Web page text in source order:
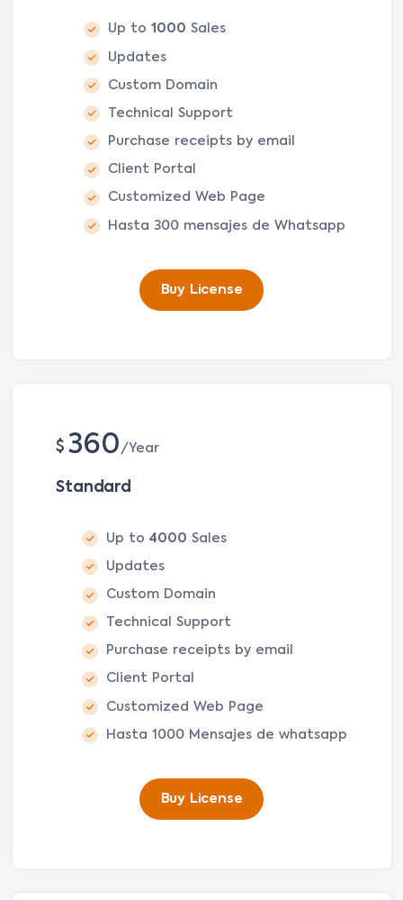
Up to 1000 Sales
Updates
Custom Domain
Technical Support
Purchase receipts by email
Client Portal
Customized Web Page
Hasta 300 mensajes de Whatsapp
Buy License
$ 360 Year
Standard
Up to 4000 Sales
Updates
Custom Domain
Technical Support
Purchase receipts by email
Client Portal
Customized Web Page
Hasta 1000 Mensajes de whatsapp
Buy License